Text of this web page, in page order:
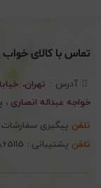
تماس با کالای خواب
آدرس : تهران،
خواجه عبداله انصاری ،
تلفن پیگیری
تلفن پشتیبانی : 02122865115